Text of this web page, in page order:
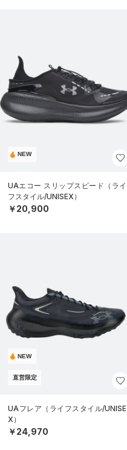
NEW
UAエコー スリップスピード（ライ
フスタイル/UNISEX）
￥20,900
NEW
直営限定
UAフレア（ライフスタイル/UNISE
X）
￥24,970